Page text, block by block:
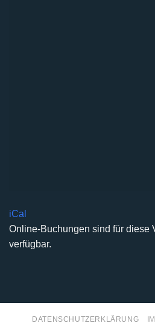
iCal
Online-Buchungen sind für diese
verfügbar.
DATENSCHUTZERKLÄRUNG